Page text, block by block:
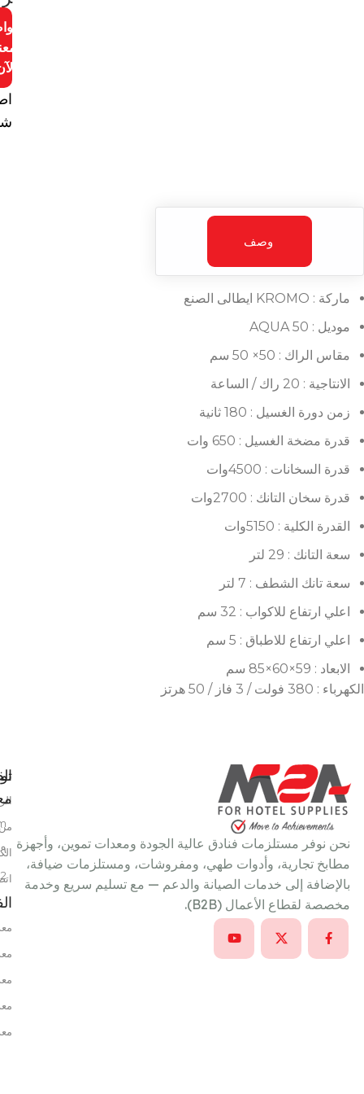
وصف
ماركة : KROMO ايطالى الصنع
موديل : AQUA 50
مقاس الراك : 50× 50 سم
الانتاجية : 20 راك / الساعة
زمن دورة الغسيل : 180 ثانية
قدرة مضخة الغسيل : 650 وات
قدرة السخانات : 4500وات
قدرة سخان التانك : 2700وات
القدرة الكلية : 5150وات
سعة التانك : 29 لتر
سعة تانك الشطف : 7 لتر
اعلي ارتفاع للاكواب : 32 سم
اعلي ارتفاع للاطباق : 5 سم
الابعاد : 59×60×85 سم
الكهرباء : 380 فولت / 3 فاز / 50 هرتز
نحن نوفر مستلزمات فنادق عالية الجودة ومعدات تموين، وأجهزة
مطابخ تجارية، وأدوات طهي، ومفروشات، ومستلزمات ضيافة،
بالإضافة إلى خدمات الصيانة والدعم — مع تسليم سريع وخدمة
مخصصة لقطاع الأعمال (B2B).
٩ شارع سعد الدين عمر، خلف بتروجيت، النزهة الجديدة، القاهرة، مصر